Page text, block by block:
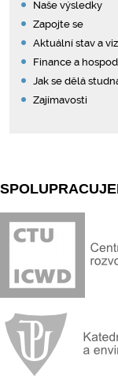
Naše výsledky
Zapojte se
Aktuální stav a
Finance a
Jak se dělá
Zajímavosti